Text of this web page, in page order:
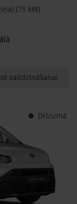
(75 kW)
salīdzināšanai
Drīzumā